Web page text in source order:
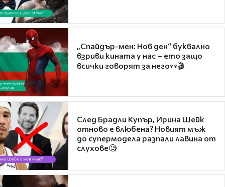
„Спайдър-мен: Нов ден“ буквално
взриви кината у нас – ето защо
всички говорят за него👀🎬
След Брадли Купър, Ирина Шейк
отново е влюбена? Новият мъж
до супермодела разпали лавина от
слухове🧐